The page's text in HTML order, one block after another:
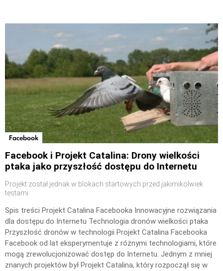
Facebook
Facebook i Projekt Catalina: Drony wielkości
ptaka jako przyszłość dostępu do Internetu
Projekt został jednak w blokach startowych przed jakimikolwiek
testami
Spis treści Projekt Catalina Facebooka Innowacyjne rozwiązania
dla dostępu do Internetu Technologia dronów wielkości ptaka
Przyszłość dronów w technologii Projekt Catalina Facebooka
Facebook od lat eksperymentuje z różnymi technologiami, które
mogą zrewolucjonizować dostęp do Internetu. Jednym z mniej
znanych projektów był Projekt Catalina, który rozpoczął się w